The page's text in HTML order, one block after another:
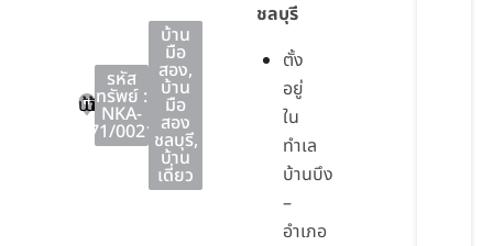
บ้านบึง
บ้านบึง
ชลบุรี
รหัส
ทรัพย์ :
NKA-
71/0021
บ้าน
มือ
สอง,
บ้าน
มือ
สอง
ชลบุรี,
บ้าน
เดี่ยว
ชลบุรี
ตั้ง
อยู่
ใน
ทำเล
บ้านบึง
–
อำเภอ